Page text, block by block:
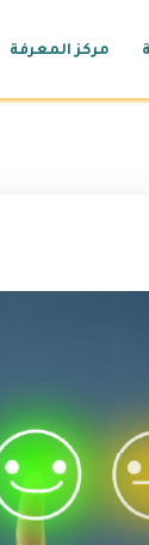
مركز المعرفة